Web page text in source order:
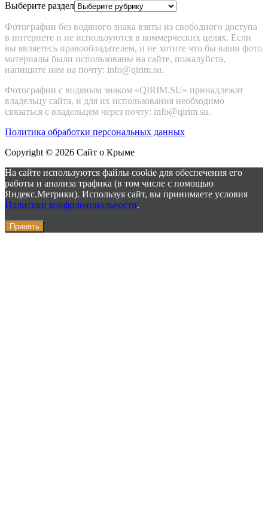
Выберите раздел
Фотографии без водяного знака взяты из свободного доступа
в интернете и не используются в коммерческих целях. Если
вы являетесь правообладателем, и не хотите что бы ваши фото
материалы были использованы на сайте, пожалуйста,
напишите нам на почту: info@qirim.su.
Фотографии с водяным знаком «QIRIM.SU» принадлежат
владельцу сайта, и для их использования необходимо
связаться c владельцем через почту: info@qirim.su.
Политика обработки персональных данных
Copyright © 2026 Сайт о Крыме
На сайте используются файлы cookie для обеспечения его
работы и анализа трафика (в том числе с помощью
Яндекс.Метрики). Используя сайт, вы принимаете условия
Политики конфиденциальности.
Принять